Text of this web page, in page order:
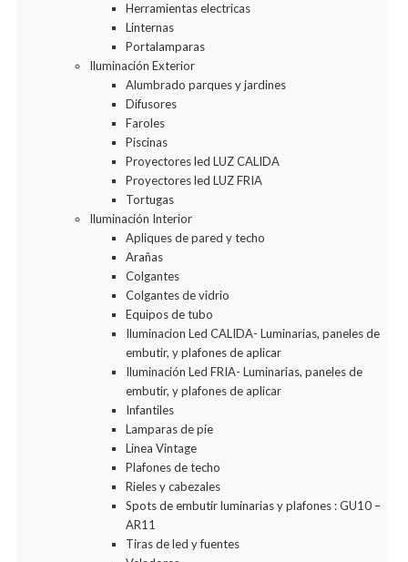
Herramientas electricas
Linternas
Portalamparas
Iluminación Exterior
Alumbrado parques y jardines
Difusores
Faroles
Piscinas
Proyectores led LUZ CALIDA
Proyectores led LUZ FRIA
Tortugas
Iluminación Interior
Apliques de pared y techo
Arañas
Colgantes
Colgantes de vidrio
Equipos de tubo
Iluminacion Led CALIDA- Luminarias, paneles de
embutir, y plafones de aplicar
Iluminación Led FRIA- Luminarias, paneles de
embutir, y plafones de aplicar
Infantiles
Lamparas de pie
Linea Vintage
Plafones de techo
Rieles y cabezales
Spots de embutir luminarias y plafones : GU10 –
AR11
Tiras de led y fuentes